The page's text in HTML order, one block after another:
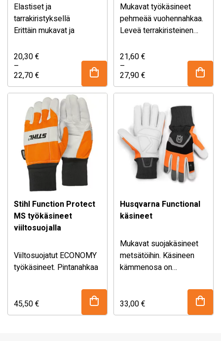
Elastiset ja
tarrakiristyksellä
Erittäin mukavat ja
mustasta keinonahasta ja
oranssin värisestä
polyesteristä. Ranne
elastista neopreeniä.
Tuuletusaukot sormien
sivustalla. Ranteessa
tarrakiristys. Saatavana
koot S – XL.
20,30€
–
22,70€
Hintaluokka:
20,30 €
-
22,70 €
Mukavat työkäsineet
pehmeää vuohennahkaa.
Leveä terrakiristeinen
roskia pääse sisään.
Oranssi, hengittävä
ulkokangas.
21,60€
–
27,90€
Hintaluokka:
21,60 €
-
27,90 €
Stihl Function Protect
MS työkäsineet
viiltosuojalla
Viiltosuojatut ECONOMY
työkäsineet. Pintanahkaa
jolloin erinomaiset esim.
moottorisahan kanssa
työskentelyyn. EN 381,
45,50€
Husqvarna Functional
käsineet
Mukavat suojakäsineet
metsätöihin. Käsineen
kämmenosa on
hylkivästä
vuohennahasta.
33,00€